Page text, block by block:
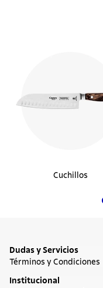
Cuchillos
Dudas y Servicios
Términos y Condiciones
Institucional